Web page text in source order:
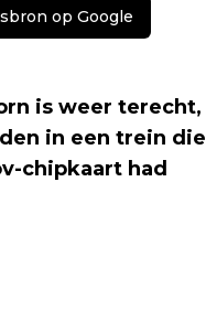
op Google
is weer terecht,
in een trein die
chipkaart had